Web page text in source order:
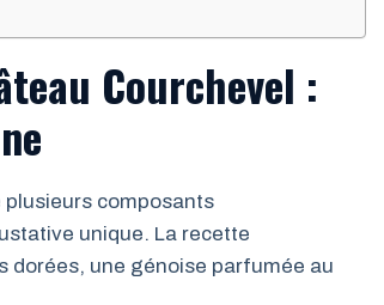
Courchevel :
plusieurs composants
unique. La recette
dorées, une génoise parfumée au